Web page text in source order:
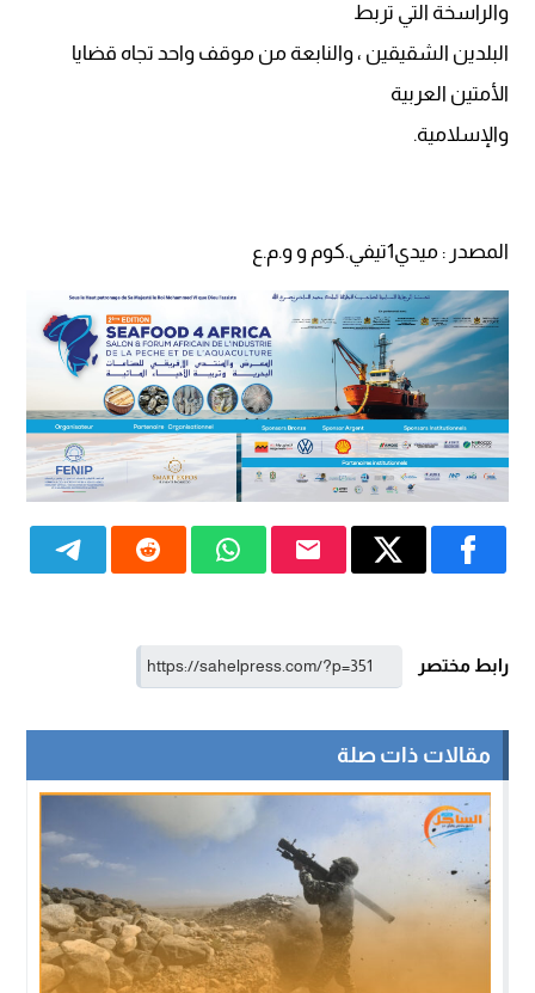
والراسخة التي تربط
البلدين الشقيقين ، والنابعة من موقف واحد تجاه قضايا
الأمتين العربية
والإسلامية.
المصدر : ميدي1تيفي.كوم و و.م.ع
رابط مختصر
مقالات ذات صلة